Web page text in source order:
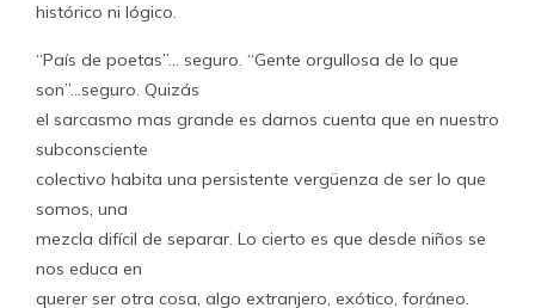
histórico ni lógico.
“País de poetas”… seguro. “Gente orgullosa de lo que
son”…seguro. Quizás
el sarcasmo mas grande es darnos cuenta que en nuestro
subconsciente
colectivo habita una persistente vergüenza de ser lo que
somos, una
mezcla difícil de separar. Lo cierto es que desde niños se
nos educa en
querer ser otra cosa, algo extranjero, exótico, foráneo.